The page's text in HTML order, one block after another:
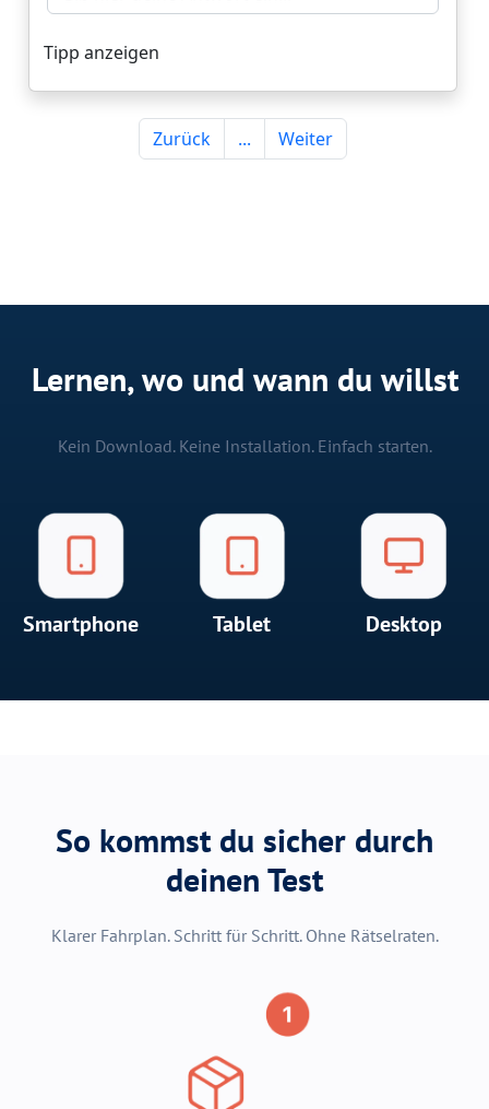
Lernen, wo und wann du willst
Kein Download. Keine Installation. Einfach starten.
Smartphone Tablet Desktop
So kommst du sicher durch
deinen Test
Klarer Fahrplan. Schritt für Schritt. Ohne Rätselraten.